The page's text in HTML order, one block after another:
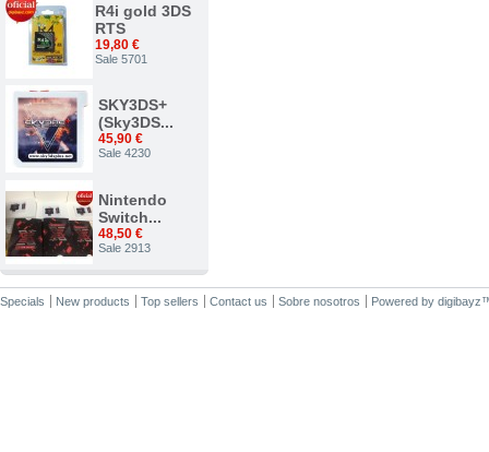
R4i gold 3DS
RTS
19,80 €
Sale 5701
SKY3DS+
(Sky3DS...
45,90 €
Sale 4230
Nintendo
Switch...
48,50 €
Sale 2913
Nuevo...
34,00 €
Specials New products Top sellers Contact us Sobre nosotros Powered by digibayz